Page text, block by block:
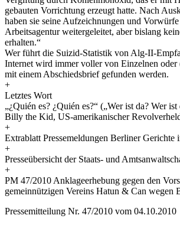
gebauten Vorrichtung erzeugt hatte. Nach
haben sie seine Aufzeichnungen und
Arbeitsagentur weitergeleitet, aber bislang
erhalten.“
Wer führt die Suizid-Statistik von Alg-II-
Internet wird immer voller von Einzelnen oder
mit einem Abschiedsbrief gefunden werden.
+
Letztes Wort
„¿Quién es? ¿Quién es?“ („Wer ist da? Wer ist
Billy the Kid, US-amerikanischer
+
Extrablatt Pressemeldungen Berliner Gerichte
+
Presseübersicht der Staats- und
+
PM 47/2010 Anklageerhebung gegen den
gemeinnützigen Vereins Hatun & Can wegen
Pressemitteilung Nr. 47/2010 vom 04.10.2010